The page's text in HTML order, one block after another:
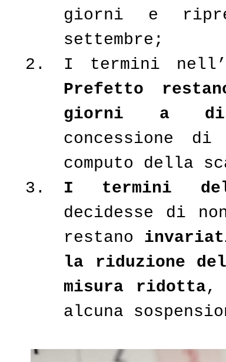
giorni e
settembre;
I termini
Prefetto
giorni a
concessione
computo della
I termini del
decidesse di
restano
la riduzione
misura ridotta,
alcuna